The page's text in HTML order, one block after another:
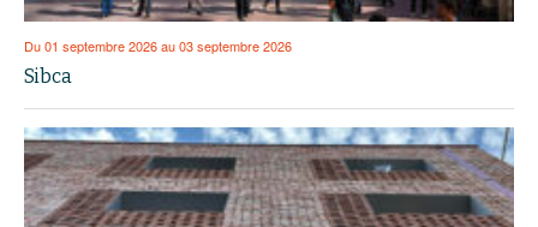
Du 01 septembre 2026 au 03 septembre 2026
Sibca